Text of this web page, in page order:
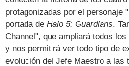
protagonizadas por el personaje
portada deHalo 5: Guardians.
Channel", que ampliará todos
y nos permitirá ver todo tipo de
evolución del Jefe Maestro a las